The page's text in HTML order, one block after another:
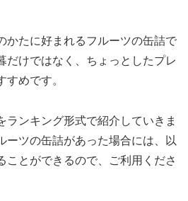
かたに好まれるフルーツの缶詰で
だけではなく、ちょっとしたプレ
すめです。
ランキング形式で紹介していきま
ーツの缶詰があった場合には、以
ことができるので、ご利用くださ